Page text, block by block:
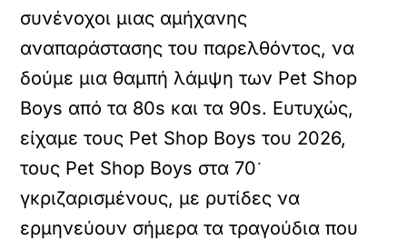
συνένοχοι μιας αμήχανης
αναπαράστασης του παρελθόντος, να
δούμε μια θαμπή λάμψη των Pet Shop
Boys από τα 80s και τα 90s. Ευτυχώς,
είχαμε τους Pet Shop Boys του 2026,
τους Pet Shop Boys στα 70˙
γκριζαρισμένους, με ρυτίδες να
ερμηνεύουν σήμερα τα τραγούδια που